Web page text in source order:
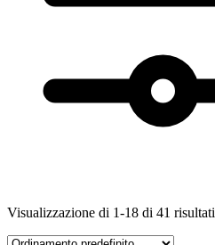
Visualizzazione di 1-18 di 41 risultati